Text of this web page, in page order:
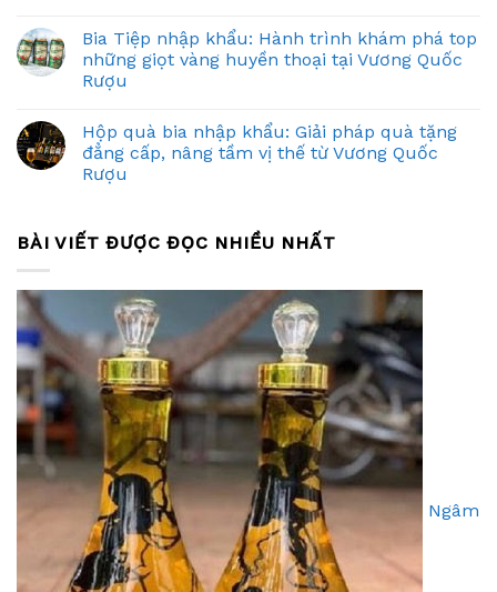
Bia Tiệp nhập khẩu: Hành trình khám phá top
những giọt vàng huyền thoại tại Vương Quốc
Rượu
Hộp quà bia nhập khẩu: Giải pháp quà tặng
đẳng cấp, nâng tầm vị thế từ Vương Quốc
Rượu
BÀI VIẾT ĐƯỢC ĐỌC NHIỀU NHẤT
Ngâm